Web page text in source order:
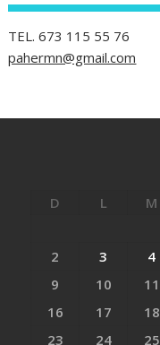
TEL. 673 115 55 76
pahermn@gmail.com
D L M
2
3 4
9
10 11
16
17 18
23
24 25